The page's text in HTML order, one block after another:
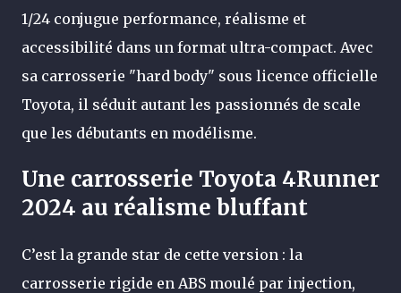
1/24 conjugue performance, réalisme et
accessibilité dans un format ultra-compact. Avec
sa carrosserie "hard body" sous licence officielle
Toyota, il séduit autant les passionnés de scale
que les débutants en modélisme.
Une carrosserie Toyota 4Runner
2024 au réalisme bluffant
C’est la grande star de cette version : la
carrosserie rigide en ABS moulé par injection,